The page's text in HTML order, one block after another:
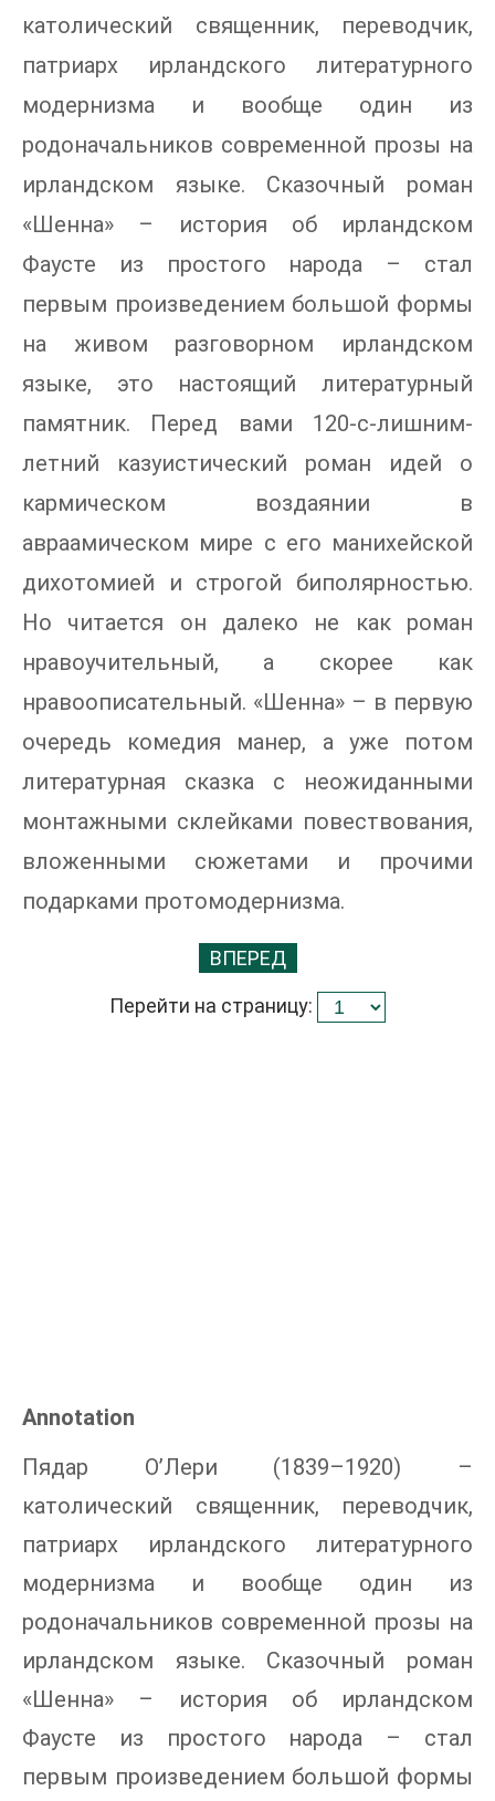
католический священник, переводчик,
патриарх ирландского литературного
модернизма и вообще один из
родоначальников современной прозы на
ирландском языке. Сказочный роман
«Шенна» – история об ирландском
Фаусте из простого народа – стал
первым произведением большой формы
на живом разговорном ирландском
языке, это настоящий литературный
памятник. Перед вами 120-с-лишним-
летний казуистический роман идей о
кармическом воздаянии в
авраамическом мире с его манихейской
дихотомией и строгой биполярностью.
Но читается он далеко не как роман
нравоучительный, а скорее как
нравоописательный. «Шенна» – в первую
очередь комедия манер, а уже потом
литературная сказка с неожиданными
монтажными склейками повествования,
вложенными сюжетами и прочими
подарками протомодернизма.
ВПЕРЕД
Перейти на страницу:
Annotation
Пядар О’Лери (1839–1920) –
католический священник, переводчик,
патриарх ирландского литературного
модернизма и вообще один из
родоначальников современной прозы на
ирландском языке. Сказочный роман
«Шенна» – история об ирландском
Фаусте из простого народа – стал
первым произведением большой формы